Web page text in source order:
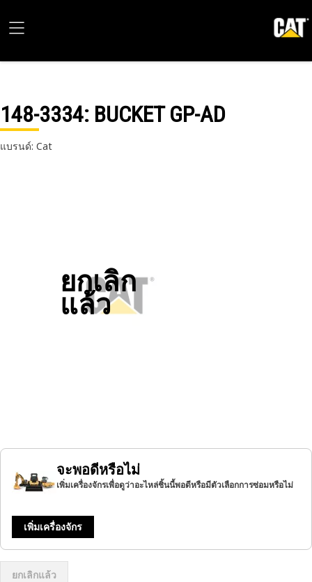
148-3334: BUCKET GP-AD
แบรนด์: Cat
ยกเลิก
แล้ว
จะพอดีหรือไม่
เพิ่มเครื่องจักรเพื่อดูว่าอะไหล่ชิ้นนี้พอดีหรือมีตัวเลือกการซ่อมหรือไม่
เพิ่มเครื่องจักร
ยกเลิกแล้ว